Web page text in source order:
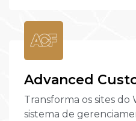
Advanced
Transforma os sites do
sistema de